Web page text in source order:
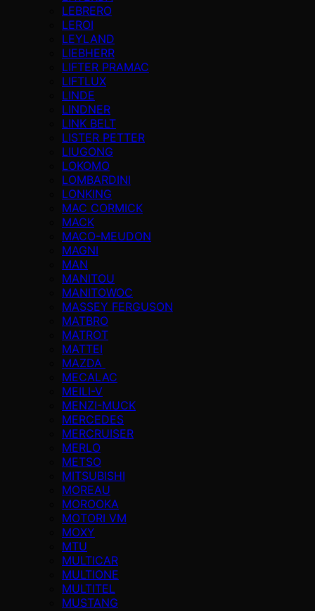
LEBRERO
LEROI
LEYLAND
LIEBHERR
LIFTER PRAMAC
LIFTLUX
LINDE
LINDNER
LINK BELT
LISTER PETTER
LIUGONG
LOKOMO
LOMBARDINI
LONKING
MAC CORMICK
MACK
MACO-MEUDON
MAGNI
MAN
MANITOU
MANITOWOC
MASSEY FERGUSON
MATBRO
MATROT
MATTEI
MAZDA
MECALAC
MEILI-V
MENZI-MUCK
MERCEDES
MERCRUISER
MERLO
METSO
MITSUBISHI
MOREAU
MOROOKA
MOTORI VM
MOXY
MTU
MULTICAR
MULTIONE
MULTITEL
MUSTANG